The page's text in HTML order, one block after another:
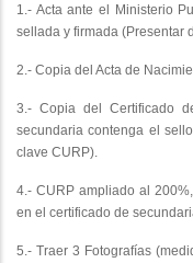
1.- Acta ante el Ministerio
sellada y firmada (Presentar
2.- Copia del Acta de
3.- Copia del Certificado
secundaria contenga el
clave CURP).
4.- CURP ampliado al
en el certificado de
5.- Traer 3 Fotografías